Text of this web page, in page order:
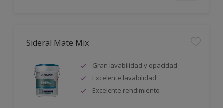
Sideral Mate Mix
Gran lavabilidad y opacidad
Excelente lavabilidad
Excelente rendimiento